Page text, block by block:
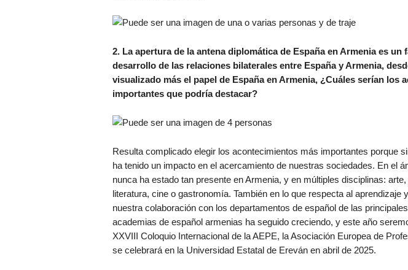
2. La apertura de la antena diplomática de España en Armenia es un
desarrollo de las relaciones bilaterales entre España y Armenia,
visualizado más el papel de España en Armenia, ¿Cuáles serían los
importantes que podría destacar?
Resulta complicado elegir los acontecimientos más importantes porque
ha tenido un impacto en el acercamiento de nuestras sociedades. En el
nunca ha estado tan presente en Armenia, y en múltiples disciplinas:
literatura, cine o gastronomía. También en lo que respecta al aprendizaje
nuestra colaboración con los departamentos de español de las
academias de español armenias ha seguido creciendo, y este año
XXVIII Coloquio Internacional de la AEPE, la Asociación Europea de
se celebrará en la Universidad Estatal de Ereván en abril de 2025.